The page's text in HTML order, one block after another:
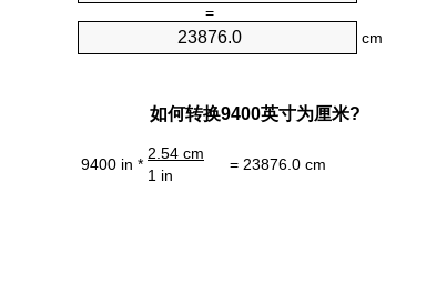
=
cm
如何转换9400英寸为厘米?
9400 in *
2.54 cm
= 23876.0 cm
1 in